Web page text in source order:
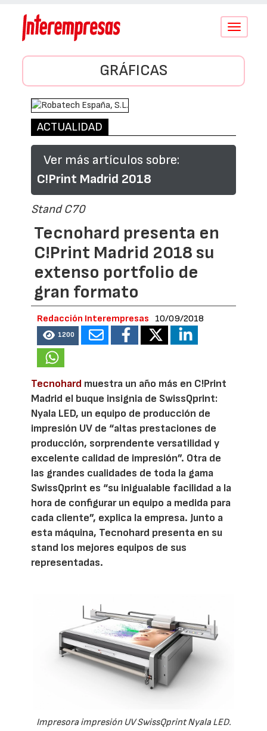
Conmutar
GRÁFICAS
ACTUALIDAD
Ver más artículos sobre:
C!Print Madrid 2018
Stand C70
Tecnohard presenta en
C!Print Madrid 2018 su
extenso portfolio de
gran formato
Redacción Interempresas 10/09/2018
1200
Tecnohard muestra un año más en C!Print
Madrid el buque insignia de SwissQprint:
Nyala LED, un equipo de producción de
impresión UV de “altas prestaciones de
producción, sorprendente versatilidad y
excelente calidad de impresión”. Otra de
las grandes cualidades de toda la gama
SwissQprint es “su inigualable facilidad a la
hora de configurar un equipo a medida para
cada cliente”, explica la empresa. Junto a
esta máquina, Tecnohard presenta en su
stand los mejores equipos de sus
representadas.
Impresora impresión UV SwissQprint Nyala LED.